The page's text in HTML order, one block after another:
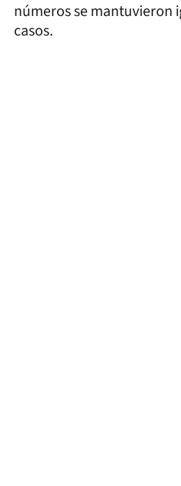
números se mantuvieron
casos.